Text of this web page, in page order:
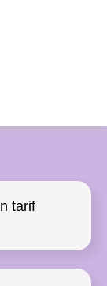
tarif